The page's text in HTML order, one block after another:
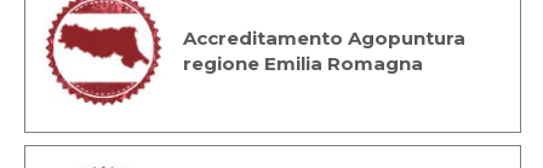
Accreditamento Agopuntura
regione Emilia Romagna